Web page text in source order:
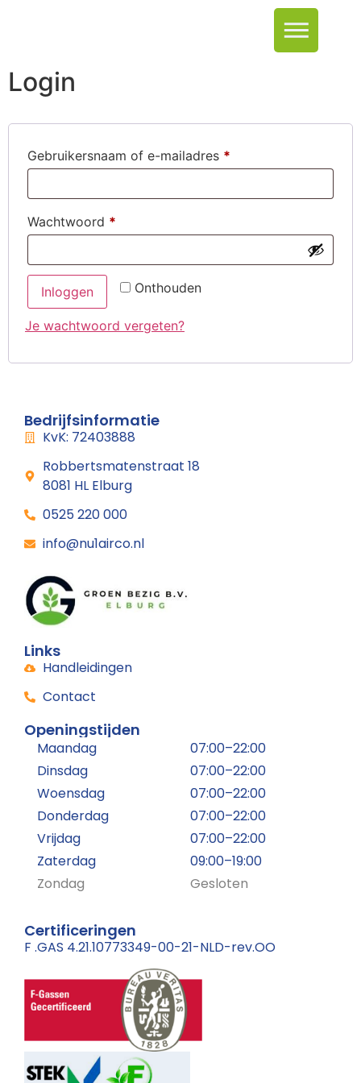
Login
Gebruikersnaam of e-mailadres *
Wachtwoord *
Onthouden
Inloggen
Je wachtwoord vergeten?
Bedrijfsinformatie
KvK: 72403888
Robbertsmatenstraat 18
8081 HL Elburg
0525 220 000
info@nu1airco.nl
Links
Handleidingen
Contact
Openingstijden
Maandag
07:00–22:00
Dinsdag
07:00–22:00
Woensdag
07:00–22:00
Donderdag
07:00–22:00
Vrijdag
07:00–22:00
Zaterdag
09:00–19:00
Zondag
Gesloten
Certificeringen
F .GAS 4.21.10773349-00-21-NLD-rev.OO